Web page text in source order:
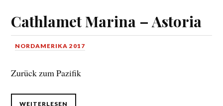
Cathlamet Marina – Astoria
NORDAMERIKA 2017
Zurück zum Pazifik
WEITERLESEN